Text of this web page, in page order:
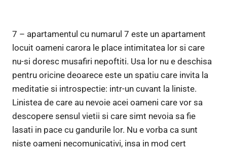
7 – apartamentul cu numarul 7 este un apartament
locuit oameni carora le place intimitatea lor si care
nu-si doresc musafiri nepoftiti. Usa lor nu e deschisa
pentru oricine deoarece este un spatiu care invita la
meditatie si introspectie: intr-un cuvant la liniste.
Linistea de care au nevoie acei oameni care vor sa
descopere sensul vietii si care simt nevoia sa fie
lasati in pace cu gandurile lor. Nu e vorba ca sunt
niste oameni necomunicativi, insa in mod cert